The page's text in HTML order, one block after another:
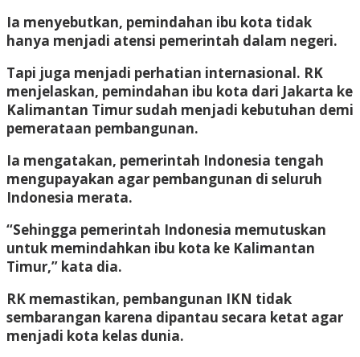
Ia menyebutkan, pemindahan ibu kota tidak
hanya menjadi atensi pemerintah dalam negeri.
Tapi juga menjadi perhatian internasional. RK
menjelaskan, pemindahan ibu kota dari Jakarta ke
Kalimantan Timur sudah menjadi kebutuhan demi
pemerataan pembangunan.
Ia mengatakan, pemerintah Indonesia tengah
mengupayakan agar pembangunan di seluruh
Indonesia merata.
“Sehingga pemerintah Indonesia memutuskan
untuk memindahkan ibu kota ke Kalimantan
Timur,” kata dia.
RK memastikan, pembangunan IKN tidak
sembarangan karena dipantau secara ketat agar
menjadi kota kelas dunia.